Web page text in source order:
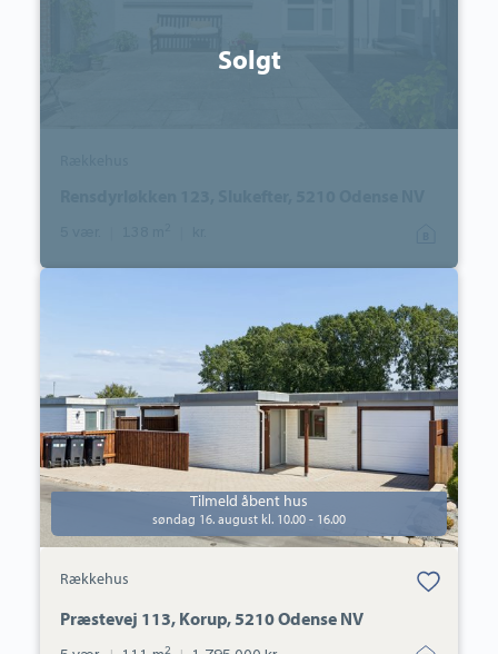
Solgt
Odense
NV
Tilmeld åbent hus
søndag 16. august kl. 10.00 - 16.00
Rækkehus
Bolig er gemt
under dine
Præstevej 113, Korup, 5210 Odense NV
2